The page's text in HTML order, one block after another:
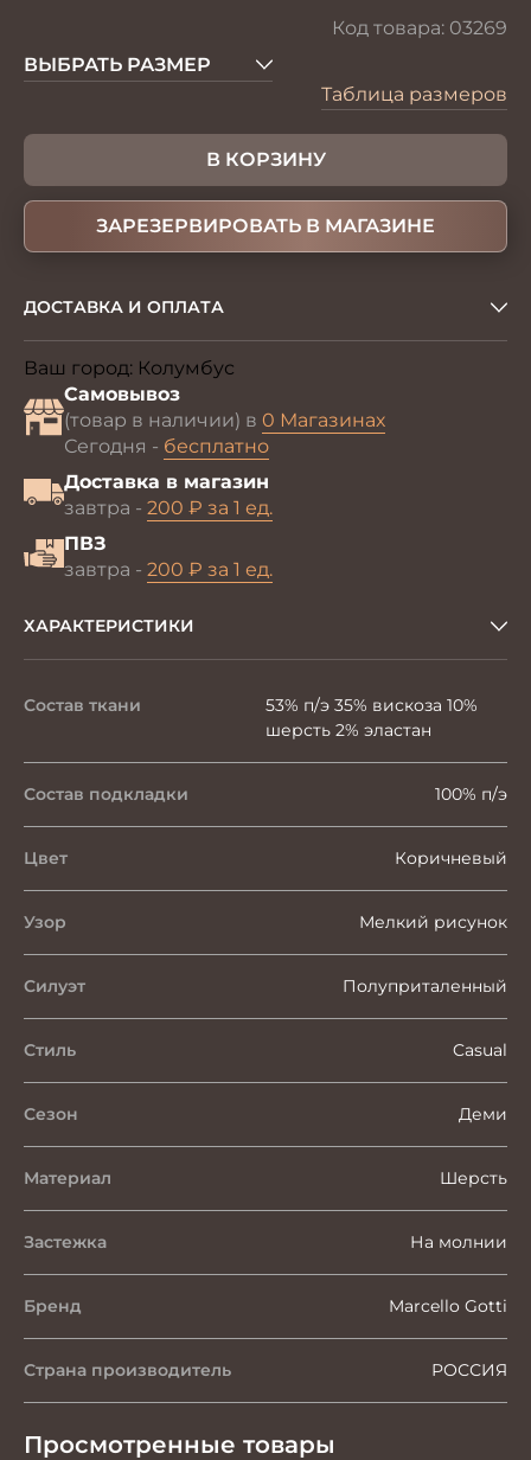
Код товара: 03269
ВЫБРАТЬ РАЗМЕР
Таблица размеров
В КОРЗИНУ
ЗАРЕЗЕРВИРОВАТЬ В МАГАЗИНЕ
ДОСТАВКА И ОПЛАТА
Ваш город: Колумбус
Самовывоз
(товар в наличии) в 0 Магазинах
Сегодня - бесплатно
Доставка в магазин
завтра - 200 ₽ за 1 ед.
ПВЗ
завтра - 200 ₽ за 1 ед.
ХАРАКТЕРИСТИКИ
Состав ткани
53% п/э 35% вискоза 10%
шерсть 2% эластан
Состав подкладки 100% п/э
Цвет Коричневый
Узор Мелкий рисунок
Силуэт Полуприталенный
Стиль Casual
Сезон Деми
Материал Шерсть
Застежка На молнии
Бренд Marcello Gotti
Страна производитель РОССИЯ
Просмотренные товары